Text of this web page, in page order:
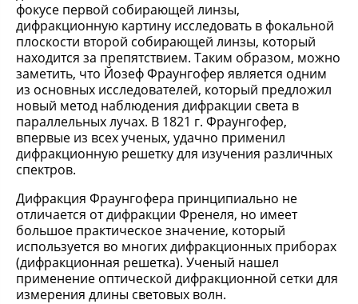
фокусе первой собирающей линзы,
дифракционную картину исследовать в фокальной
плоскости второй собирающей линзы, который
находится за препятствием. Таким образом, можно
заметить, что Йозеф Фраунгофер является одним
из основных исследователей, который предложил
новый метод наблюдения дифракции света в
параллельных лучах. В 1821 г. Фраунгофер,
впервые из всех ученых, удачно применил
дифракционную решетку для изучения различных
спектров.
Дифракция Фраунгофера принципиально не
отличается от дифракции Френеля, но имеет
большое практическое значение, который
используется во многих дифракционных приборах
(дифракционная решетка). Ученый нашел
применение оптической дифракционной сетки для
измерения длины световых волн.